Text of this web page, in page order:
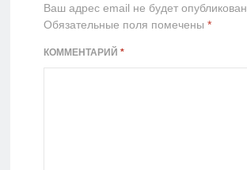
Ваш адрес email не будет опубликован.
Обязательные поля помечены *
КОММЕНТАРИЙ *